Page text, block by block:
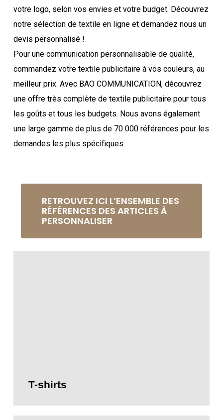
votre logo, selon vos envies et votre budget. Découvrez
notre sélection de textile en ligne et demandez nous un
devis personnalisé !
Pour une communication personnalisable de qualité,
commandez votre textile publicitaire à vos couleurs, au
meilleur prix. Avec BAO COMMUNICATION, découvrez
une offre très complète de textile publicitaire pour tous
les goûts et tous les budgets. Nous avons également
une large gamme de plus de 70 000 références pour les
demandes les plus spécifiques.
RETROUVEZ ICI L’ENSEMBLE DES
RÉFÉRENCES DES ARTICLES À
PERSONNALISER
T-shirts